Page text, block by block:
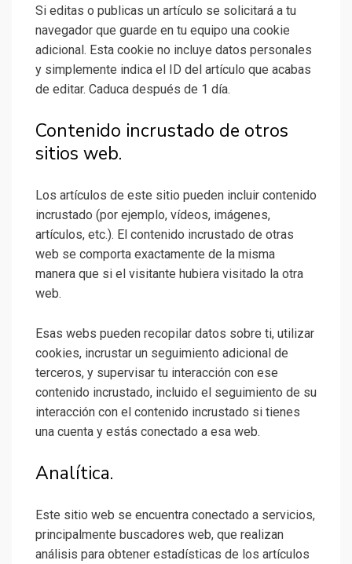
Si editas o publicas un artículo se solicitará a tu
navegador que guarde en tu equipo una cookie
adicional. Esta cookie no incluye datos personales
y simplemente indica el ID del artículo que acabas
de editar. Caduca después de 1 día.
Contenido incrustado de otros
sitios web.
Los artículos de este sitio pueden incluir contenido
incrustado (por ejemplo, vídeos, imágenes,
artículos, etc.). El contenido incrustado de otras
web se comporta exactamente de la misma
manera que si el visitante hubiera visitado la otra
web.
Esas webs pueden recopilar datos sobre ti, utilizar
cookies, incrustar un seguimiento adicional de
terceros, y supervisar tu interacción con ese
contenido incrustado, incluido el seguimiento de su
interacción con el contenido incrustado si tienes
una cuenta y estás conectado a esa web.
Analítica.
Este sitio web se encuentra conectado a servicios,
principalmente buscadores web, que realizan
análisis para obtener estadísticas de los artículos